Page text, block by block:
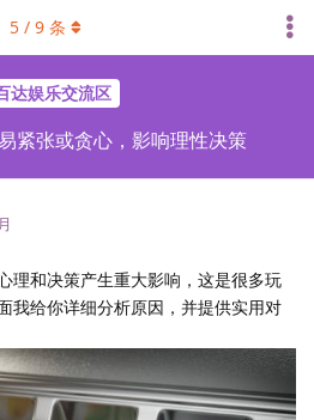
达娱乐交流区
紧张或贪心，影响理性决策
5 / 9 条
理和决策产生重大影响，这是很多玩
我给你详细分析原因，并提供实用对